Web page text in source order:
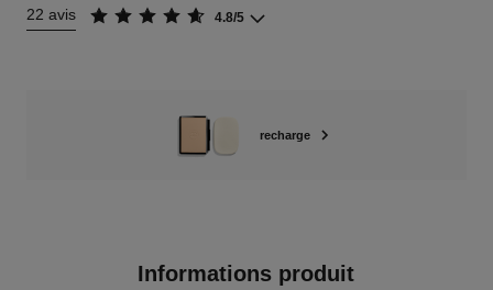
22 avis 4.8/5
recharge
Informations produit